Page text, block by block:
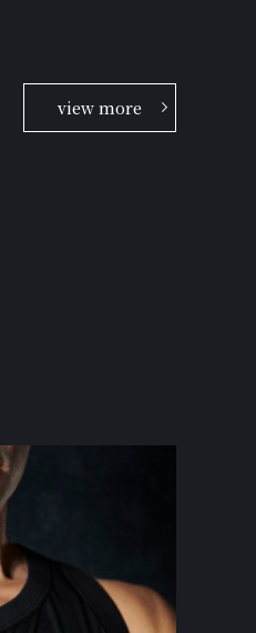
view more